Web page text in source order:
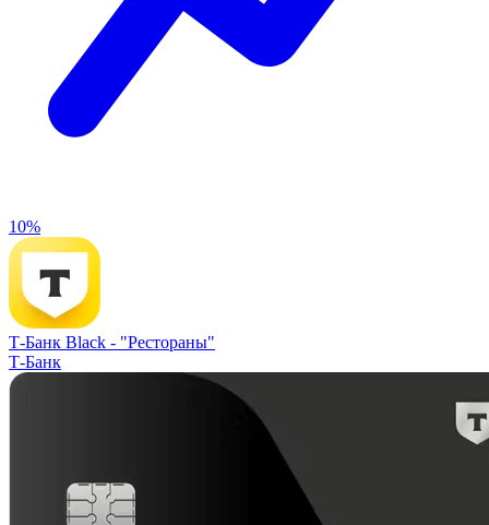
10%
Т-Банк Black - "Рестораны"
Т-Банк